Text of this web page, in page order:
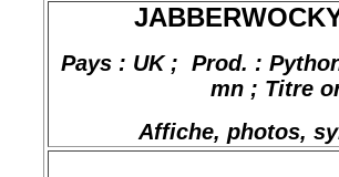
Pays : UK ; Prod. :
mn ; Titre
Affiche, photos,